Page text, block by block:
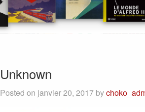
Unknown
Posted on janvier 20, 2017 by